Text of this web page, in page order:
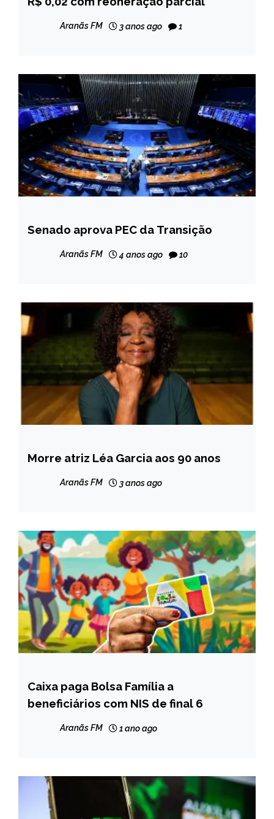
NOTÍCIAS
Aranãs FM 3 anos ago 1
BRASIL
NOTÍCIAS
Senado aprova PEC da Transição
Aranãs FM 4 anos ago 10
NOTÍCIAS
Morre atriz Léa Garcia aos 90 anos
Aranãs FM 3 anos ago
BRASIL
NOTÍCIAS
Caixa paga Bolsa Família a
beneficiários com NIS de final 6
Aranãs FM 1 ano ago